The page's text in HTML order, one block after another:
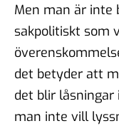
Men man är inte
sakpolitiskt som
det betyder att
det blir
man inte vill